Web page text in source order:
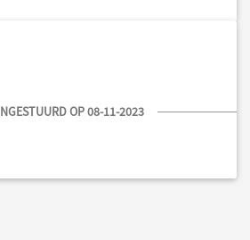
OP 08-11-2023